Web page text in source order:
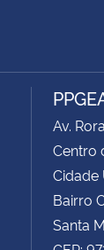
Av.
Centro
Cidade
Bairro
Santa